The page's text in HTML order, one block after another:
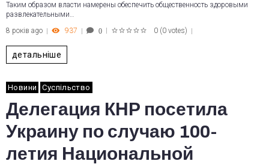
Таким образом власти намерены обеспечить общественность здоровыми
развлекательными…
8 років ago
937 0 0 (0 votes)
детальніше
Новини Суспільство
Делегация КНР посетила
Украину по случаю 100-
летия Национальной